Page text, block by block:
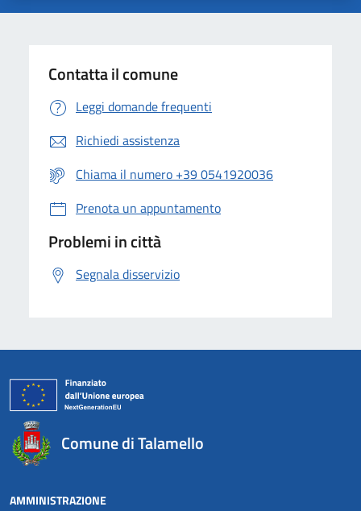
Contatta il comune
Leggi domande frequenti
Richiedi assistenza
Chiama il numero +39 0541920036
Prenota un appuntamento
Problemi in città
Segnala disservizio
Comune di Talamello
AMMINISTRAZIONE